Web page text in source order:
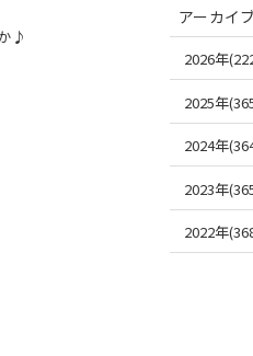
♪
アーカイ
2026年
2025年
2024年
2023年
2022年